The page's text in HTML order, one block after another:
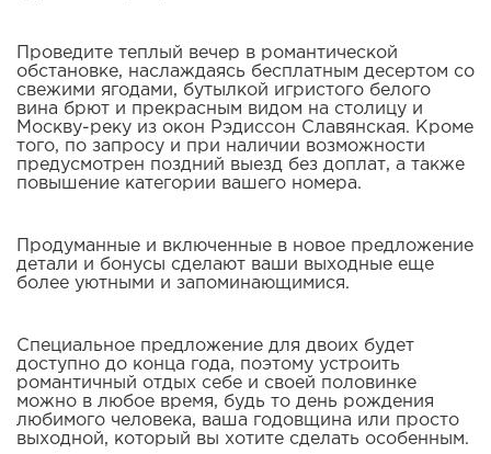
Проведите теплый вечер в романтической
обстановке, наслаждаясь бесплатным десертом со
свежими ягодами, бутылкой игристого белого
вина брют и прекрасным видом на столицу и
Москву-реку из окон Рэдиссон Славянская. Кроме
того, по запросу и при наличии возможности
предусмотрен поздний выезд без доплат, а также
повышение категории вашего номера.
Продуманные и включенные в новое предложение
детали и бонусы сделают ваши выходные еще
более уютными и запоминающимися.
Специальное предложение для двоих будет
доступно до конца года, поэтому устроить
романтичный отдых себе и своей половинке
можно в любое время, будь то день рождения
любимого человека, ваша годовщина или просто
выходной, который вы хотите сделать особенным.